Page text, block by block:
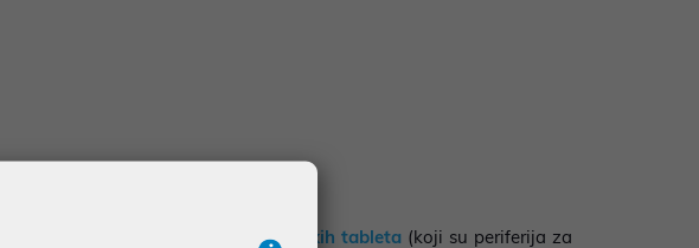
računala. Za razliku odgrafičkih tableta (koji su periferija za